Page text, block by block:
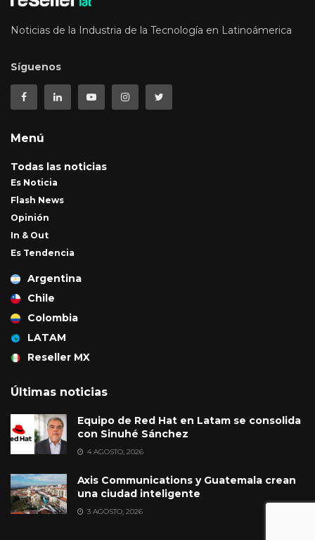
Noticias de la Industria de la Tecnología en Latinoámerica
Síguenos
Menú
Todas las noticias
Es Noticia
Flash News
Opinión
In & Out
Es Tendencia
Argentina
Chile
Colombia
LATAM
Reseller MX
Últimas noticias
Equipo de Red Hat en Latam se consolida
con Sinuhé Sánchez
4 AGOSTO, 2026
Axis Communications y Guatemala crean
una ciudad inteligente
3 AGOSTO, 2026